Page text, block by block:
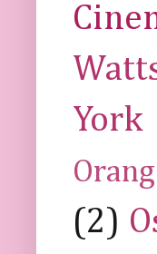
York
(2)